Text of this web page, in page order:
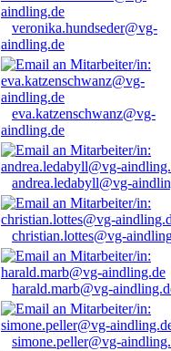
veronika.hundseder@vg-
aindling.de
eva.katzenschwanz@vg-
aindling.de
andrea.ledabyll@vg-
christian.lottes@vg-
harald.marb@vg-
simone.peller@vg-